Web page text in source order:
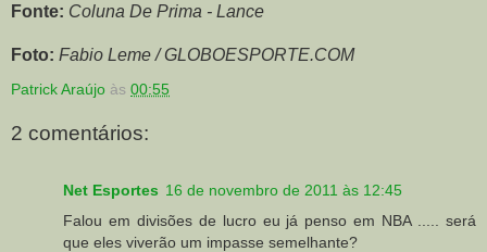
Fonte: Coluna De Prima - Lance
Foto: Fabio Leme / GLOBOESPORTE.COM
Patrick Araújo às 00:55
2 comentários:
Net Esportes 16 de novembro de 2011 às 12:45
Falou em divisões de lucro eu já penso em NBA ..... será
que eles viverão um impasse semelhante?